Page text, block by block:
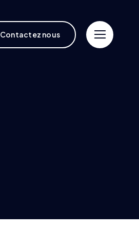
Contactez nous